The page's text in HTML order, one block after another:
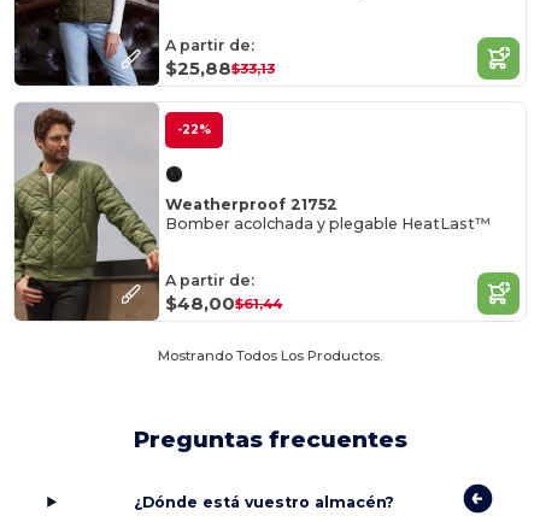
A partir de:
$25,88$33,13
-22%
Weatherproof 21752
Bomber acolchada y plegable HeatLast™
A partir de:
$48,00$61,44
Mostrando Todos Los Productos.
Preguntas frecuentes
¿Dónde está vuestro almacén?